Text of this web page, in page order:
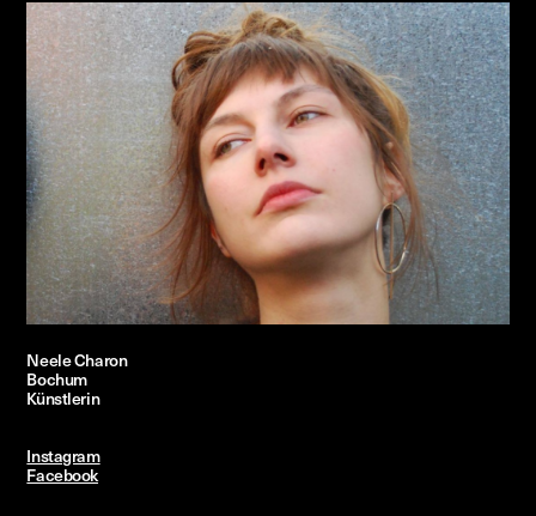
Neele Charon
Bochum
Künstlerin
Instagram
Facebook